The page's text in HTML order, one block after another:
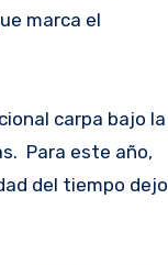
marca el
carpa bajo la
Para este año,
del tiempo dejo